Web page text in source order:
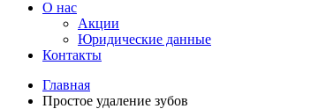
О нас
Акции
Юридические данные
Контакты
Главная
Простое удаление зубов